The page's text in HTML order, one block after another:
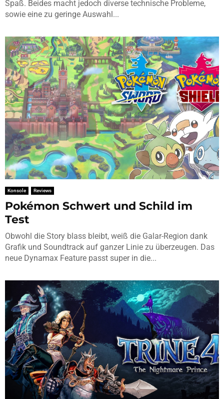
Spaß. Beides macht jedoch diverse technische Probleme,
sowie eine zu geringe Auswahl...
Konsole Reviews
Pokémon Schwert und Schild im
Test
Obwohl die Story blass bleibt, weiß die Galar-Region dank
Grafik und Soundtrack auf ganzer Linie zu überzeugen. Das
neue Dynamax Feature passt super in die...